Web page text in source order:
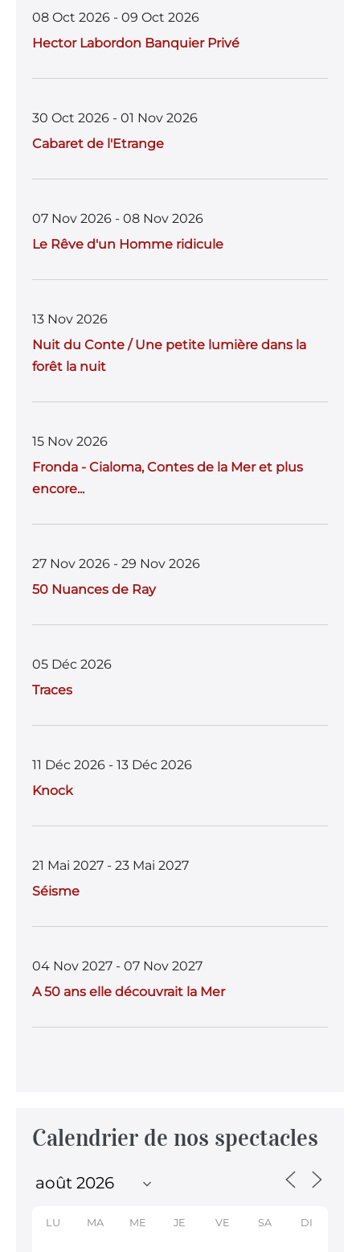
08 Oct 2026 - 09 Oct 2026
Hector Labordon Banquier Privé
30 Oct 2026 - 01 Nov 2026
Cabaret de l'Etrange
07 Nov 2026 - 08 Nov 2026
Le Rêve d'un Homme ridicule
13 Nov 2026
Nuit du Conte / Une petite lumière dans la
forêt la nuit
15 Nov 2026
Fronda - Cialoma, Contes de la Mer et plus
encore...
27 Nov 2026 - 29 Nov 2026
50 Nuances de Ray
05 Déc 2026
Traces
11 Déc 2026 - 13 Déc 2026
Knock
21 Mai 2027 - 23 Mai 2027
Séisme
04 Nov 2027 - 07 Nov 2027
A 50 ans elle découvrait la Mer
Calendrier de nos spectacles
LU MA ME JE VE SA DI